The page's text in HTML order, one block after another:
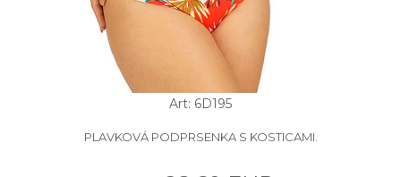
Art: 6D195
PLAVKOVÁ PODPRSENKA S KOSTICAMI.